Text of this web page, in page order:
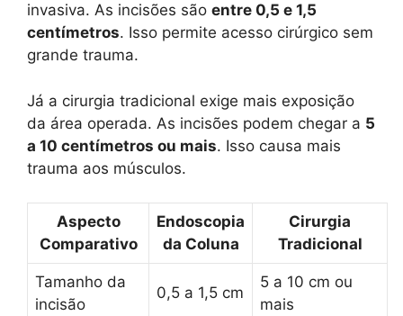
invasiva. As incisões são entre 0,5 e 1,5
centímetros. Isso permite acesso cirúrgico sem
grande trauma.
Já a cirurgia tradicional exige mais exposição
da área operada. As incisões podem chegar a 5
a 10 centímetros ou mais. Isso causa mais
trauma aos músculos.
Aspecto
Comparativo
Endoscopia
da Coluna
Cirurgia
Tradicional
Tamanho da
incisão
0,5 a 1,5 cm
5 a 10 cm ou
mais